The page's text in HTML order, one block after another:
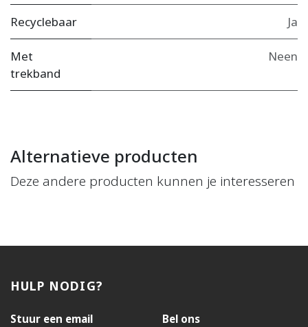
Recyclebaar Ja
Met
trekband
Neen
Alternatieve producten
Deze andere producten kunnen je interesseren
HULP NODIG?
Stuur een email Bel ons